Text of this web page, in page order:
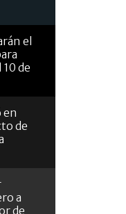
el
de
en
de
a
de